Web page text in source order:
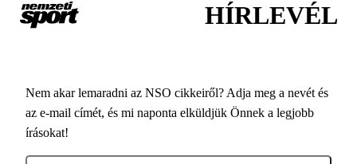
HÍRLEVÉL
Nem akar lemaradni az NSO cikkeiről? Adja meg a nevét és
az e-mail címét, és mi naponta elküldjük Önnek a legjobb
írásokat!